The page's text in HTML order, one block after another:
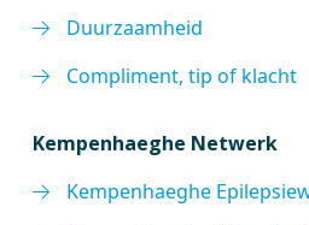
Duurzaamheid
Compliment, tip of klacht
Kempenhaeghe Netwerk
Kempenhaeghe